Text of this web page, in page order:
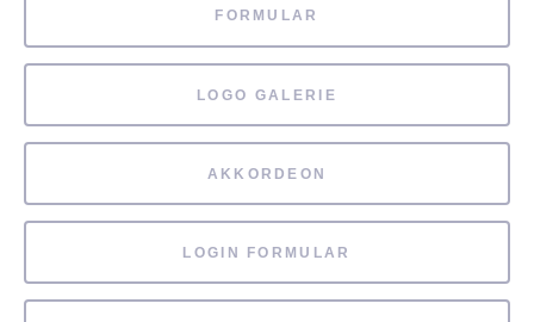
FORMULAR
LOGO GALERIE
AKKORDEON
LOGIN FORMULAR